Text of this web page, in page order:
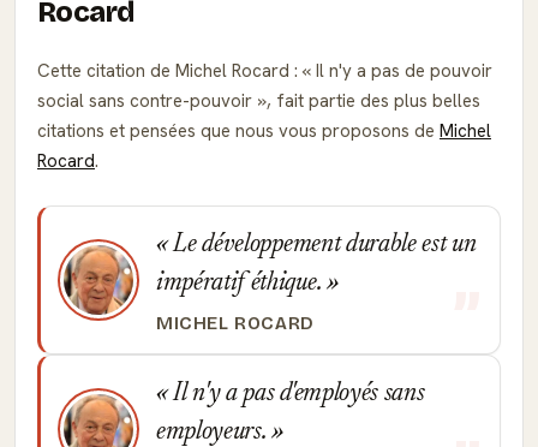
Rocard
Cette citation de Michel Rocard :
Il n'y a pas de pouvoir
social sans contre-pouvoir , fait partie des plus belles
citations et pensées que nous vous proposons de Michel
Rocard.
Le développement durable est un
impératif éthique.
MICHEL ROCARD
Il n'y a pas d'employés sans
employeurs.